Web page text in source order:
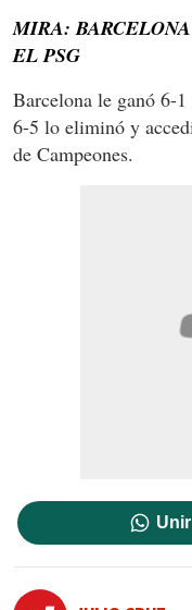
MIRA:
EL PSG
Barcelona le ganó 6-
6-5 lo eliminó y
de Campeones.